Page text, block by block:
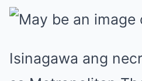
Isinagawa ang